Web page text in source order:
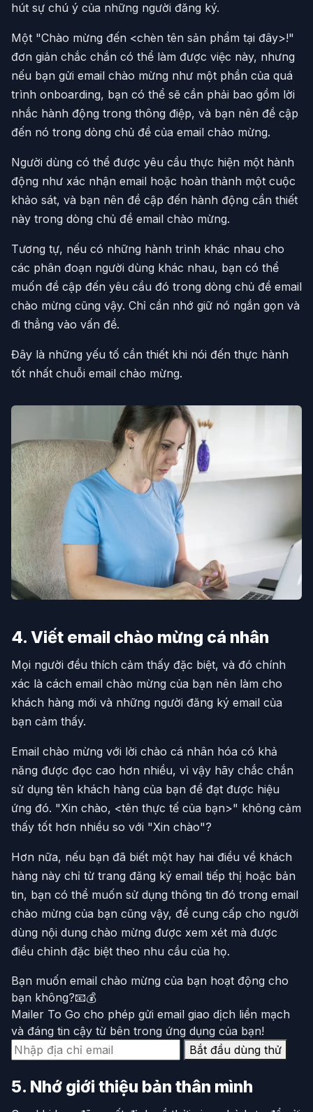
hút sự chú ý của những người đăng ký.
Một "Chào mừng đến <chèn tên sản phẩm tại đây>!"
đơn giản chắc chắn có thể làm được việc này, nhưng
nếu bạn gửi email chào mừng như một phần của quá
trình onboarding, bạn có thể sẽ cần phải bao gồm lời
nhắc hành động trong thông điệp, và bạn nên đề cập
đến nó trong dòng chủ đề của email chào mừng.
Người dùng có thể được yêu cầu thực hiện một hành
động như xác nhận email hoặc hoàn thành một cuộc
khảo sát, và bạn nên đề cập đến hành động cần thiết
này trong dòng chủ đề email chào mừng.
Tương tự, nếu có những hành trình khác nhau cho
các phân đoạn người dùng khác nhau, bạn có thể
muốn đề cập đến yêu cầu đó trong dòng chủ đề email
chào mừng cũng vậy. Chỉ cần nhớ giữ nó ngắn gọn và
đi thẳng vào vấn đề.
Đây là những yếu tố cần thiết khi nói đến thực hành
tốt nhất chuỗi email chào mừng.
4. Viết email chào mừng cá nhân
Mọi người đều thích cảm thấy đặc biệt, và đó chính
xác là cách email chào mừng của bạn nên làm cho
khách hàng mới và những người đăng ký email của
bạn cảm thấy.
Email chào mừng với lời chào cá nhân hóa có khả
năng được đọc cao hơn nhiều, vì vậy hãy chắc chắn
sử dụng tên khách hàng của bạn để đạt được hiệu
ứng đó. "Xin chào, <tên thực tế của bạn>" không cảm
thấy tốt hơn nhiều so với "Xin chào"?
Hơn nữa, nếu bạn đã biết một hay hai điều về khách
hàng này chỉ từ trang đăng ký email tiếp thị hoặc bản
tin, bạn có thể muốn sử dụng thông tin đó trong email
chào mừng của bạn cũng vậy, để cung cấp cho người
dùng nội dung chào mừng được xem xét mà được
điều chỉnh đặc biệt theo nhu cầu của họ.
Bạn muốn email chào mừng của bạn hoạt động cho
bạn không?📧💰
Mailer To Go cho phép gửi email giao dịch liền mạch
và đáng tin cậy từ bên trong ứng dụng của bạn!
Bắt đầu dùng thử
5. Nhớ giới thiệu bản thân mình